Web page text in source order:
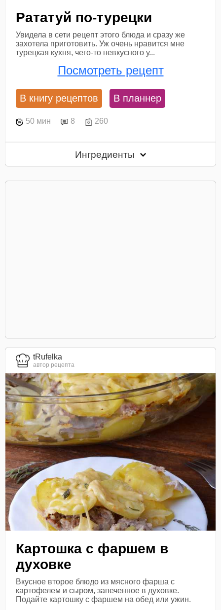
Рататуй по-турецки
Увидела в сети рецепт этого блюда и сразу же
захотела приготовить. Уж очень нравится мне
турецкая кухня, чего-то невкусного у...
Посмотреть рецепт
В книгу рецептов В планнер
50 мин 8 260
Ингредиенты
tRufelka
автор рецепта
Картошка с фаршем в
духовке
Вкусное второе блюдо из мясного фарша с
картофелем и сыром, запеченное в духовке.
Подайте картошку с фаршем на обед или ужин.